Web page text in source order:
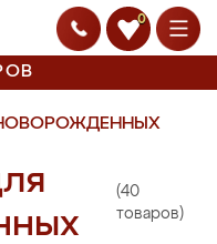
0
(40
товаров)